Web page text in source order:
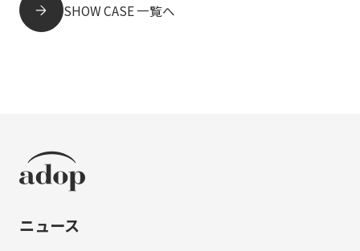
SHOW CASE 一覧へ
ニュース